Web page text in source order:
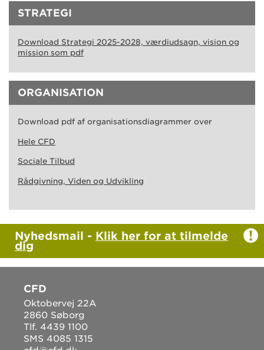
STRATEGI
Download Strategi 2025-2028, værdiudsagn, vision og
mission som pdf
ORGANISATION
Download pdf af organisationsdiagrammer over
Hele CFD
Sociale Tilbud
Rådgivning, Viden og Udvikling
Nyhedsmail - Klik her for at tilmelde
dig
CFD
Oktobervej 22A
2860 Søborg
Tlf. 4439 1100
SMS 4085 1315